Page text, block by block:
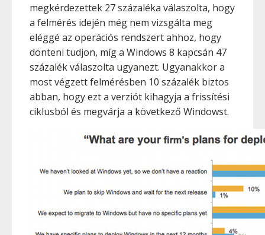
megkérdezettek 27 százaléka válaszolta, hogy
a felmérés idején még nem vizsgálta meg
eléggé az operációs rendszert ahhoz, hogy
dönteni tudjon, míg a Windows 8 kapcsán 47
százalék válaszolta ugyanezt. Ugyanakkor a
most végzett felmérésben 10 százalék biztos
abban, hogy ezt a verziót kihagyja a frissítési
ciklusból és megvárja a következő Windowst.